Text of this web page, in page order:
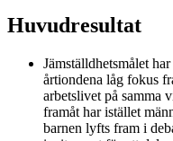
Huvudresultat
Jämställdhetsmålet
årtiondena låg fokus
arbetslivet på samma
framåt har istället
barnen lyfts fram i